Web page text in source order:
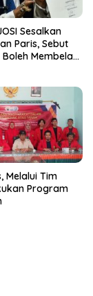
Sesalkan
Paris, Sebut
Membela
Melalui Tim
Program